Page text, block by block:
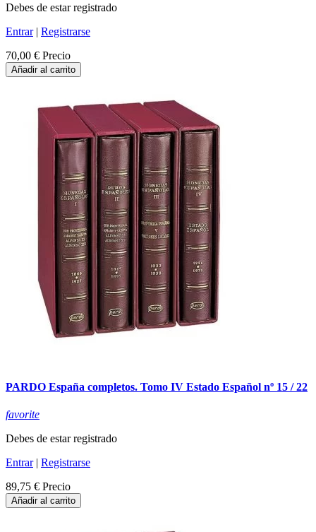
Debes de estar registrado
Entrar| Registrarse
70,00 € Precio
Añadir al carrito
PARDO España completos. Tomo IV Estado Español nº 15 / 22
favorite
Debes de estar registrado
Entrar| Registrarse
89,75 € Precio
Añadir al carrito